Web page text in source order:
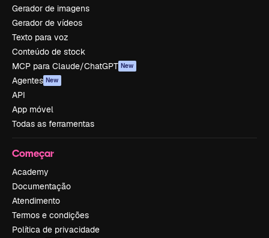
Gerador de imagens
Gerador de vídeos
Texto para voz
Conteúdo de stock
MCP para Claude/ChatGPT New
Agentes New
API
App móvel
Todas as ferramentas
Começar
Academy
Documentação
Atendimento
Termos e condições
Política de privacidade